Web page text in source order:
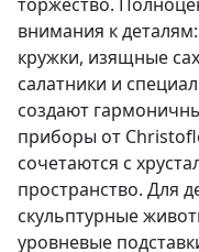
торжество.
внимания к
кружки, изящные
салатники и
создают
приборы от
сочетаются с
пространство. Для
скульптурные
уровневые